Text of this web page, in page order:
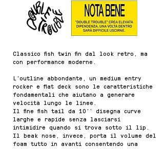
Classico fish twin fin dal look retro, ma
con performance moderne.
L'outline abbondante, un medium entry
rocker e flat deck sono le caratteristiche
fondamentali che aiutano a generare
velocità lungo le linee.
Il fine fish tail da 10'' disegna curve
larghe e rapide senza lasciarsi
intimidire quando si trova sotto il lip.
Il beak nose, invece, porta il volume del
foam tutto in avanti consentendo una